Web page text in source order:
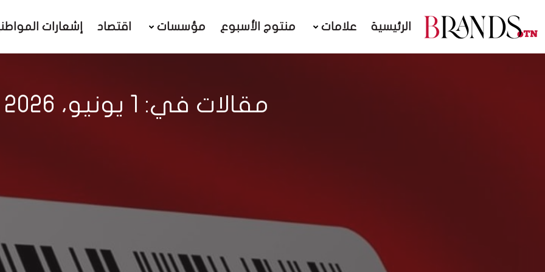
الرئيسية علامات منتوج الأسبوع مؤسسات اقتصاد إشعارات
مقالات في: 1 يونيو، 2026